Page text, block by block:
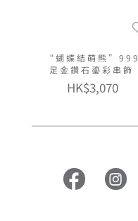
“蝴蝶結萌熊”999
足金鑽石鎏彩串飾
HK$3,070